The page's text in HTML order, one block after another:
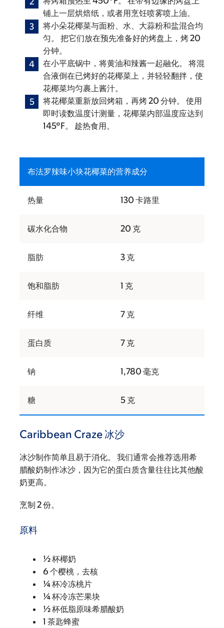
铺上一层烘焙纸，或者用烹饪喷雾喷上油。
将小朵花椰菜与面粉、水、大蒜粉和盐混合均
匀。 把它们放在预先准备好的烤盘上，烤 20
分钟。
在小平底锅中，将黄油和辣酱一起融化。 将混
合液倒在已烤好的花椰菜上，并轻轻翻拌，使
花椰菜均匀裹上酱汁。
将花椰菜重新放回烤箱，再烤 20 分钟。 使用
即时读数温度计测量，花椰菜内部温度应达到
145°F。 趁热食用。
布法罗辣味小块花椰菜的营养成分
热量 130 卡路里
碳水化合物 20 克
脂肪 3 克
饱和脂肪 1 克
纤维 7 克
蛋白质 7 克
钠 1,780 毫克
糖 5 克
Caribbean Craze 冰沙
冰沙制作简单且易于消化。 我们通常会推荐选用希
腊酸奶制作冰沙，因为它的蛋白质含量往往比其他酸
奶更高。
烹制 2 份。
原料
½ 杯椰奶
6 个樱桃，去核
¼ 杯冷冻桃片
¼ 杯冷冻芒果块
½ 杯低脂原味希腊酸奶
1 茶匙蜂蜜